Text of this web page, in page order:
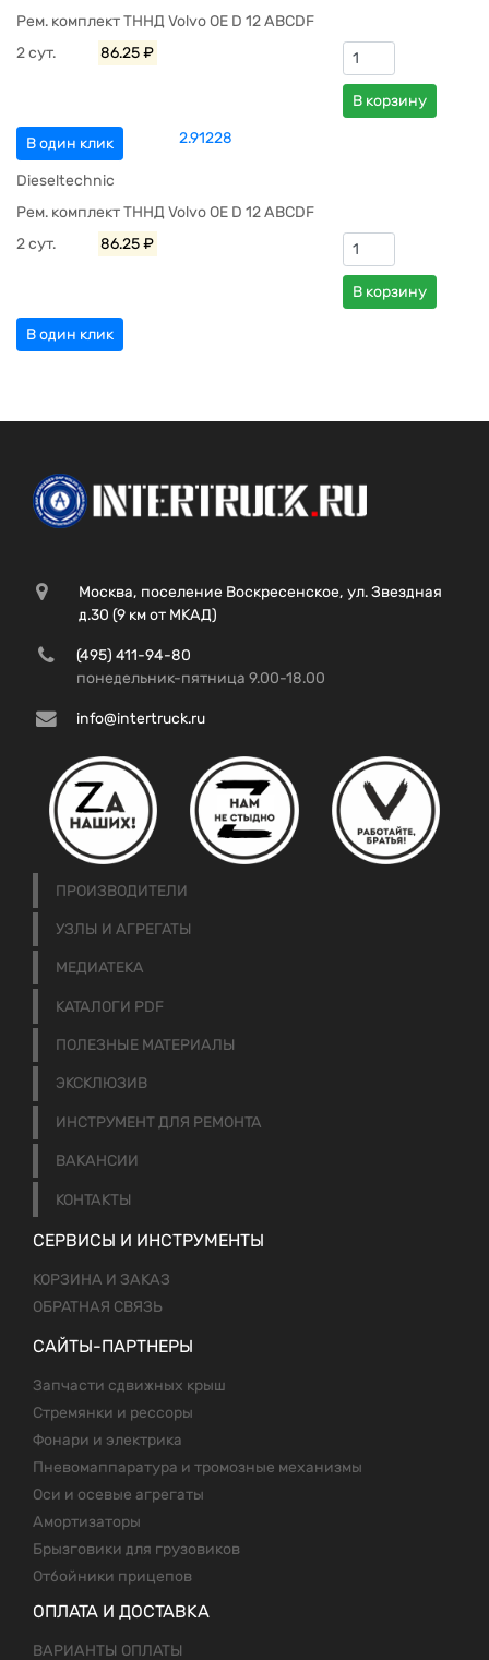
Рем. комплект ТННД Volvo OE D 12 ABCDF
2 сут.
86.25 ₽
В корзину
В один клик 2.91228
Dieseltechnic
Рем. комплект ТННД Volvo OE D 12 ABCDF
2 сут.
86.25 ₽
В корзину
В один клик
Москва, поселение Воскресенское, ул. Звездная
д.30 (9 км от МКАД)
(495) 411-94-80
понедельник-пятница 9.00-18.00
info@intertruck.ru
ПРОИЗВОДИТЕЛИ
УЗЛЫ И АГРЕГАТЫ
МЕДИАТЕКА
КАТАЛОГИ PDF
ПОЛЕЗНЫЕ МАТЕРИАЛЫ
ЭКСКЛЮЗИВ
ИНСТРУМЕНТ ДЛЯ РЕМОНТА
ВАКАНСИИ
КОНТАКТЫ
СЕРВИСЫ И ИНСТРУМЕНТЫ
КОРЗИНА И ЗАКАЗ
ОБРАТНАЯ СВЯЗЬ
САЙТЫ-ПАРТНЕРЫ
Запчасти сдвижных крыш
Стремянки и рессоры
Фонари и электрика
Пневомаппаратура и тромозные механизмы
Оси и осевые агрегаты
Амортизаторы
Брызговики для грузовиков
Отбойники прицепов
ОПЛАТА И ДОСТАВКА
ВАРИАНТЫ ОПЛАТЫ